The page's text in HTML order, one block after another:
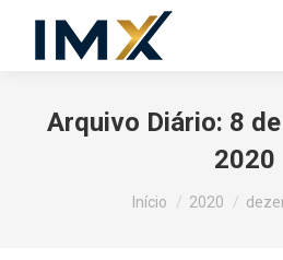
Arquivo Diário: 8
2020
Você está aqui:
Início 2020